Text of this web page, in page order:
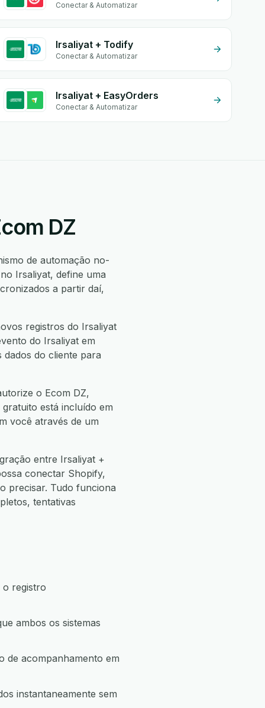
Conectar & Automatizar
Irsaliyat + Todify
Conectar & Automatizar
Irsaliyat + EasyOrders
Conectar & Automatizar
DZ
de automação no-
Irsaliyat, define uma
a partir daí,
registros do Irsaliyat
do Irsaliyat em
do cliente para
o Ecom DZ,
está incluído em
você através de um
entre Irsaliyat +
conectar Shopify,
precisar. Tudo funciona
tentativas
registro
ambos os sistemas
de acompanhamento em
instantaneamente sem